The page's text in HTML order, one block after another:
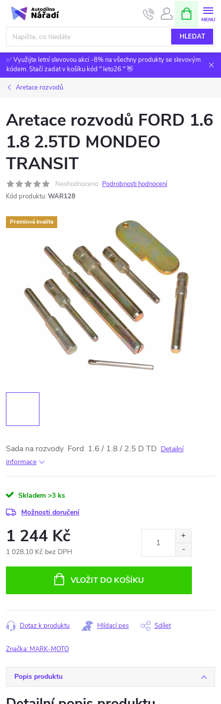
Přejít
obsah
HLEDAT
NÁKUPNÍ
KOŠÍK
✅ Využijte letní slevovou akci -8% na všechny produkty se slevovým
kódem. Stačí zadat v košíku kód " leto26 " 👋
Aretace rozvodů
Aretace rozvodů FORD 1.6
1.8 2.5TD MONDEO
TRANSIT
Neohodnoceno Podrobnosti hodnocení
Kód produktu: WAR128
Premiová kvalita
Sada na rozvody Ford 1.6 / 1.8 / 2.5 D TD Detailní
informace
Skladem >3 ks
Možnosti doručení
1 244 Kč
1 028,10 Kč bez DPH
VLOŽIT DO KOŠÍKU
Dotaz k produktu Hlídací pes Sdílet
Značka: MARK-MOTO
Popis produktu